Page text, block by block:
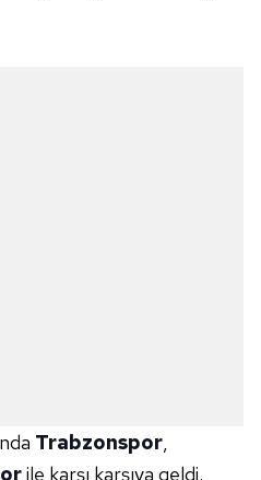
Trabzonspor,
ile karşı karşıya geldi.